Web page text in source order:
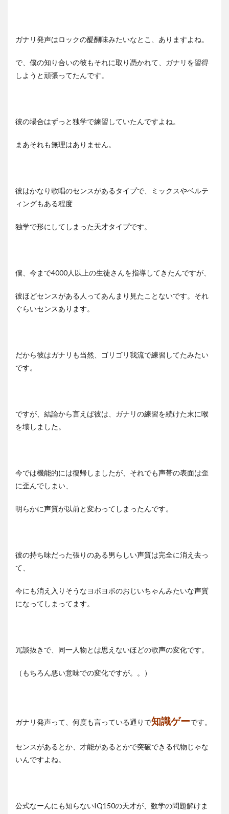
ガナリ発声はロックの醍醐味みたいなとこ、ありますよね。
で、僕の知り合いの彼もそれに取り憑かれて、ガナリを習得
しようと頑張ってたんです。
彼の場合はずっと独学で練習していたんですよね。
まあそれも無理はありません。
彼はかなり歌唱のセンスがあるタイプで、ミックスやベルテ
ィングもある程度
独学で形にしてしまった天才タイプです。
僕、今まで4000人以上の生徒さんを指導してきたんですが、
彼ほどセンスがある人ってあんまり見たことないです。それ
ぐらいセンスあります。
だから彼はガナリも当然、ゴリゴリ我流で練習してたみたい
です。
ですが、結論から言えば彼は、ガナリの練習を続けた末に喉
を壊しました。
今では機能的には復帰しましたが、それでも声帯の表面は歪
に歪んでしまい、
明らかに声質が以前と変わってしまったんです。
彼の持ち味だった張りのある男らしい声質は完全に消え去っ
て、
今にも消え入りそうなヨボヨボのおじいちゃんみたいな声質
になってしまってます。
冗談抜きで、同一人物とは思えないほどの歌声の変化です。
（もちろん悪い意味での変化ですが。。）
ガナリ発声って、何度も言っている通りで知識ゲーです。
センスがあるとか、才能があるとかで突破できる代物じゃな
いんですよね。
公式なーんにも知らないIQ150の天才が、数学の問題解けま